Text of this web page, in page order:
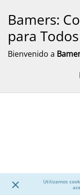
Utilizamos
Bamers:
para
Bienvenido a
toda la familia.
Calzado para
Descubre una